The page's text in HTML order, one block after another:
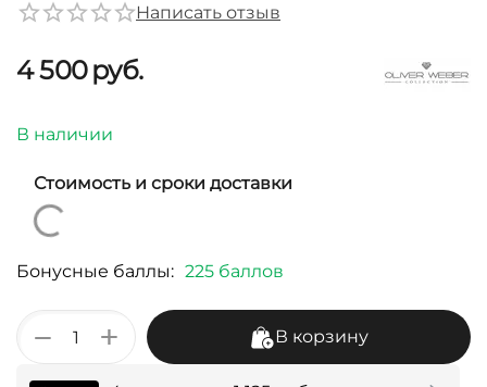
Написать отзыв
4 500руб.
В наличии
Стоимость и сроки доставки
Бонусные баллы: 225 баллов
+
− В корзину